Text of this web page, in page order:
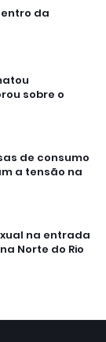
da
sobre o
de consumo
a tensão na
na entrada
Norte do Rio